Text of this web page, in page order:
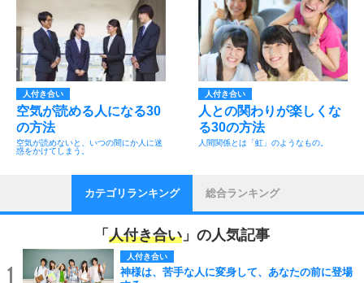
人付き合い
空気が読める人になる30
の方法
空気が読めないと、いつの間にか人に迷
惑をかけてしまう。
人付き合い
人との関わりが楽しくな
る30の方法
人間関係とは「虹」のようなもの。
カテゴリランキング 総合ランキング
「 人付き合い 」の人気記事
人付き合い
神様は、苦手な人に変身して、あなたの前に登場